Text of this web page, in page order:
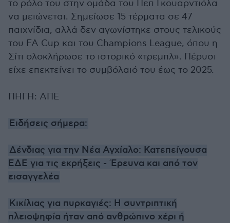
το ρόλο του στην ομάδα του Πεπ Γκουαρντιόλα
να μειώνεται. Σημείωσε 15 τέρματα σε 47
παιχνίδια, αλλά δεν αγωνίστηκε στους τελικούς
του FA Cup και του Champions League, όπου η
Σίτι ολοκλήρωσε το ιστορικό «τρεμπλ». Πέρυσι
είχε επεκτείνει το συμβόλαιό του έως το 2025.
ΠΗΓΗ: ΑΠΕ
Ειδήσεις σήμερα:
Δένδιας για την Νέα Αγχίαλο: Κατεπείγουσα
ΕΔΕ για τις εκρήξεις - Έρευνα και από τον
εισαγγελέα
Κικίλιας για πυρκαγιές: Η συντριπτική
πλειοψηφία ήταν από ανθρώπινο χέρι ή